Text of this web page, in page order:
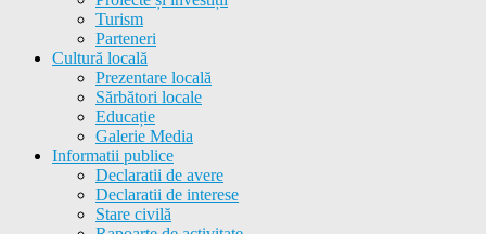
Turism
Parteneri
Cultură locală
Prezentare locală
Sărbători locale
Educație
Galerie Media
Informatii publice
Declaratii de avere
Declaratii de interese
Stare civilă